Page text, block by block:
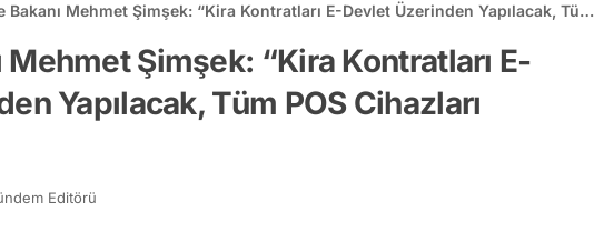
Bakanı Mehmet Şimşek: “Kira Kontratları E-Devlet Üzerinden Yapılacak, Tüm
Mehmet Şimşek: “Kira Kontratları E-
Yapılacak, Tüm POS Cihazları
Editörü